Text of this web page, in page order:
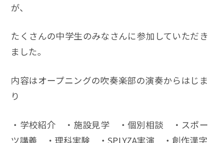
が、
たくさんの中学生のみなさんに参加していただき
ました。
内容はオープニングの吹奏楽部の演奏からはじま
り
・学校紹介 ・施設見学 ・個別相談 ・スポー
ツ講義 ・理科実験 ・SPLYZA実演 ・創作漢字